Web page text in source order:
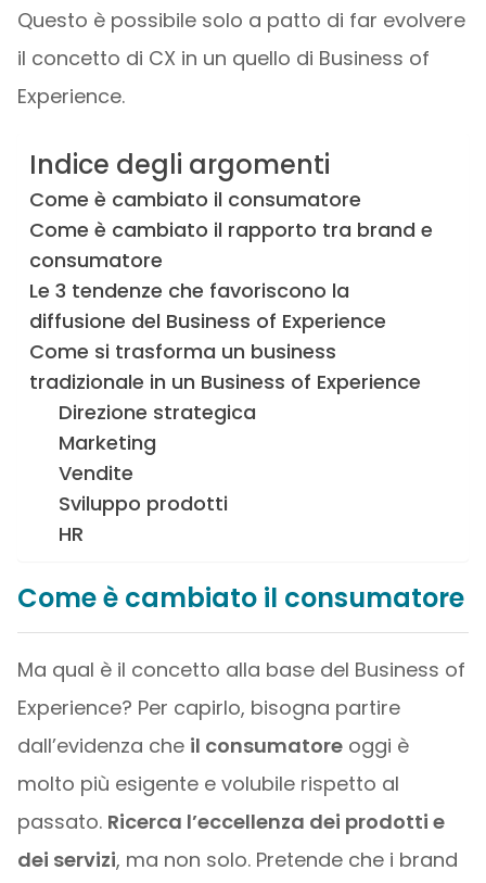
Questo è possibile solo a patto di far evolvere
il concetto di CX in un quello di Business of
Experience.
Indice degli argomenti
Come è cambiato il consumatore
Come è cambiato il rapporto tra brand e
consumatore
Le 3 tendenze che favoriscono la
diffusione del Business of Experience
Come si trasforma un business
tradizionale in un Business of Experience
Direzione strategica
Marketing
Vendite
Sviluppo prodotti
HR
Come è cambiato il consumatore
Ma qual è il concetto alla base del Business of
Experience? Per capirlo, bisogna partire
dall’evidenza che il consumatoreoggi è
molto più esigente e volubile rispetto al
passato. Ricerca l’eccellenza dei prodotti e
dei servizi, ma non solo. Pretende che i brand